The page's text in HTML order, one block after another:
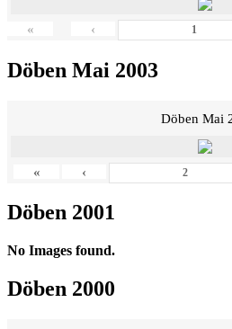
« ‹
Döben Mai 2003
Döben Mai
« ‹
Döben 2001
No Images found.
Döben 2000